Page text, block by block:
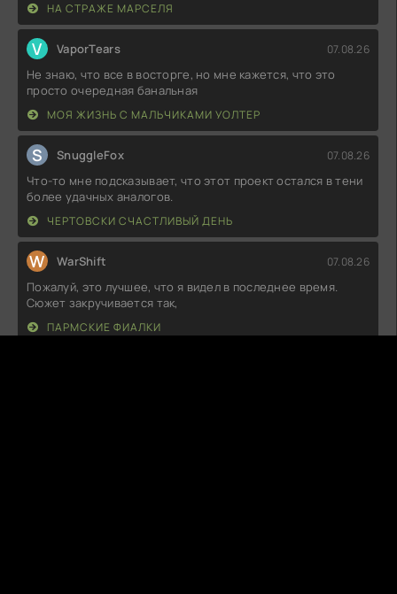
НА СТРАЖЕ МАРСЕЛЯ
V VaporTears 07.08.26
Не знаю, что все в восторге, но мне кажется, что это
просто очередная банальная
МОЯ ЖИЗНЬ С МАЛЬЧИКАМИ УОЛТЕР
S SnuggleFox 07.08.26
Что-то мне подсказывает, что этот проект остался в тени
более удачных аналогов.
ЧЕРТОВСКИ СЧАСТЛИВЫЙ ДЕНЬ
W WarShift 07.08.26
Пожалуй, это лучшее, что я видел в последнее время.
Сюжет закручивается так,
ПАРМСКИЕ ФИАЛКИ